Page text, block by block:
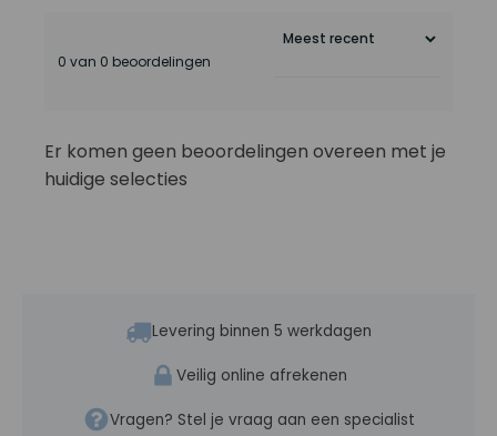
0 van 0 beoordelingen
Er komen geen beoordelingen overeen met je
huidige selecties
Levering binnen 5 werkdagen
Veilig online afrekenen
Vragen? Stel je vraag aan een specialist